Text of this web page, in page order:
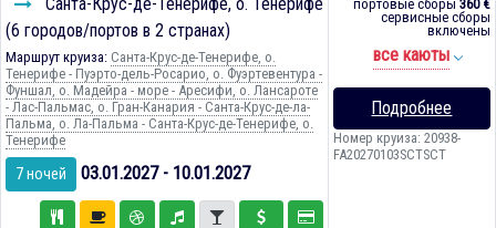
(6 городов/портов в 2 странах)
Маршрут круиза: Санта-Крус-де-Тенерифе, о.
Тенерифе - Пуэрто-дель-Росарио, о. Фуэртевентура -
Фуншал, о. Мадейра - море - Аресифи, о. Лансароте
- Лас-Пальмас, о. Гран-Канария - Санта-Крус-де-ла-
Пальма, о. Ла-Пальма - Санта-Крус-де-Тенерифе, о.
Тенерифе
7 ночей 03.01.2027 - 10.01.2027
портовые сборы 360 €
сервисные сборы
включены
все каюты
Подробнее
Номер круиза: 20938-
FA20270103SCTSCT